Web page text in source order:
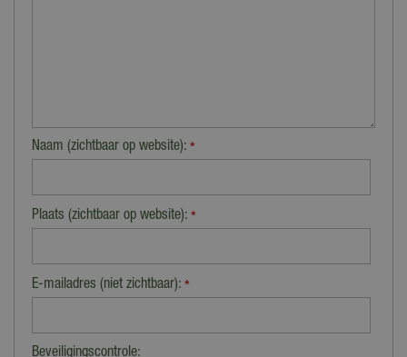
Naam (zichtbaar op website): *
Plaats (zichtbaar op website): *
E-mailadres (niet zichtbaar): *
Beveiligingscontrole: